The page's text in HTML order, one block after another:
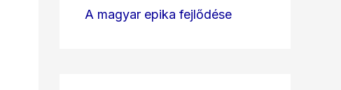
A magyar epika fejlődése